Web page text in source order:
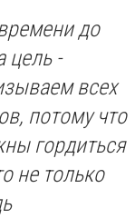
до
цель -
всех
потому что
гордиться
не только